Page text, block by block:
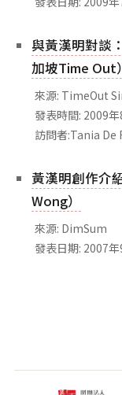
與黃漢明對談
加坡Time Out）
來源: TimeOut
發表時間: 2009
訪問者:Tania De
黃漢明創作介
Wong）
來源: DimSum
發表日期: 2007